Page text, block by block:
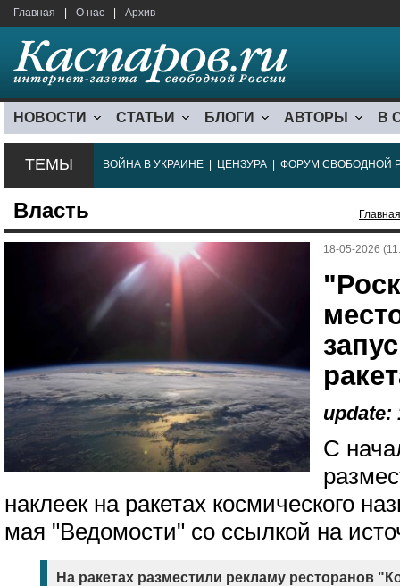
Главная О нас Архив
НОВОСТИ СТАТЬИ БЛОГИ АВТОРЫ В
ТЕМЫ ВОЙНА В УКРАИНЕ ЦЕНЗУРА ФОРУМ СВОБОДНОЙ
Власть Главная
18-05-2026
update:
С
наклеек на ракетах космического
мая "Ведомости" со ссылкой на
На ракетах разместили рекламу ресторанов